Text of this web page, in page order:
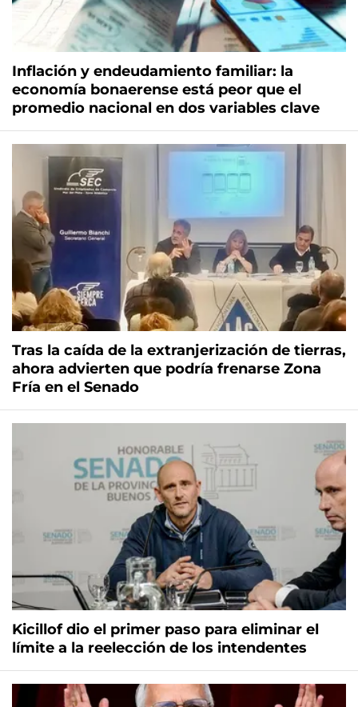
Inflación y endeudamiento familiar: la
economía bonaerense está peor que el
promedio nacional en dos variables clave
Tras la caída de la extranjerización de tierras,
ahora advierten que podría frenarse Zona
Fría en el Senado
Kicillof dio el primer paso para eliminar el
límite a la reelección de los intendentes